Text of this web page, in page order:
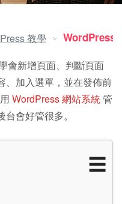
教學 ＞ WordPress
會新增頁面、判斷頁面
、加入選單，並在發佈前
WordPress 網站系統管
會好管很多。
☰